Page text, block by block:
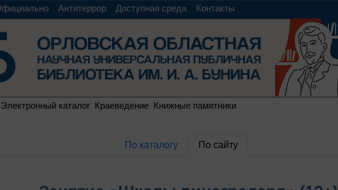
Антитеррор Доступная среда Контакты
Электронный каталог Краеведение Книжные памятники
По каталогу По сайту